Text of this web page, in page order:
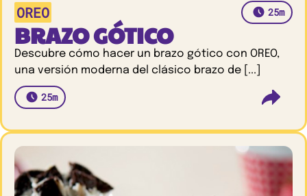
OREO 25m
BRAZO GÓTICO
Descubre cómo hacer un brazo gótico con OREO,
una versión moderna del clásico brazo de [...]
25m